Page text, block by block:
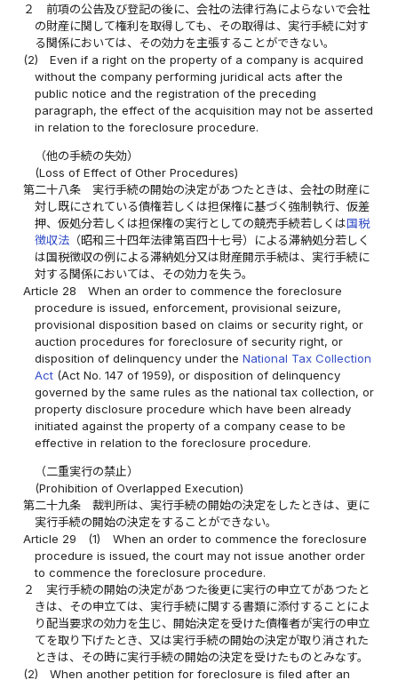
２
前項の公告及び登記の後に、会社の法律行為によらないで会社
の財産に関して権利を取得しても、その取得は、実行手続に対す
る関係においては、その効力を主張することができない。
(2)
Even if a right on the property of a company is acquired
without the company performing juridical acts after the
public notice and the registration of the preceding
paragraph, the effect of the acquisition may not be asserted
in relation to the foreclosure procedure.
（他の手続の失効）
(Loss of Effect of Other Procedures)
第二十八条
実行手続の開始の決定があつたときは、会社の財産に
対し既にされている債権若しくは担保権に基づく強制執行、仮差
押、仮処分若しくは担保権の実行としての競売手続若しくは国税
徴収法 （昭和三十四年法律第百四十七号）による滞納処分若しく
は国税徴収の例による滞納処分又は財産開示手続は、実行手続に
対する関係においては、その効力を失う。
Article 28
When an order to commence the foreclosure
procedure is issued, enforcement, provisional seizure,
provisional disposition based on claims or security right, or
auction procedures for foreclosure of security right, or
disposition of delinquency under theNational Tax Collection
Act (Act No. 147 of 1959), or disposition of delinquency
governed by the same rules as the national tax collection, or
property disclosure procedure which have been already
initiated against the property of a company cease to be
effective in relation to the foreclosure procedure.
（二重実行の禁止）
(Prohibition of Overlapped Execution)
第二十九条
裁判所は、実行手続の開始の決定をしたときは、更に
実行手続の開始の決定をすることができない。
Article 29
(1)
When an order to commence the foreclosure
procedure is issued, the court may not issue another order
to commence the foreclosure procedure.
２
実行手続の開始の決定があつた後更に実行の申立てがあつたと
きは、その申立ては、実行手続に関する書類に添付することによ
り配当要求の効力を生じ、開始決定を受けた債権者が実行の申立
てを取り下げたとき、又は実行手続の開始の決定が取り消された
ときは、その時に実行手続の開始の決定を受けたものとみなす。
(2)
When another petition for foreclosure is filed after an